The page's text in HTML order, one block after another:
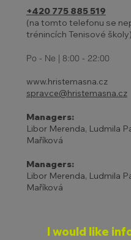
+420 775 885 519
(na tomto telefonu se
trénincích Tenisové školy)
Po - Ne | 8:00 - 22:00
www.hristemasna.cz
spravce@hristemasna.cz
Managers:
Libor Merenda, Ludmila
Maříková
Managers:
Libor Merenda, Ludmila
Maříková
I would like